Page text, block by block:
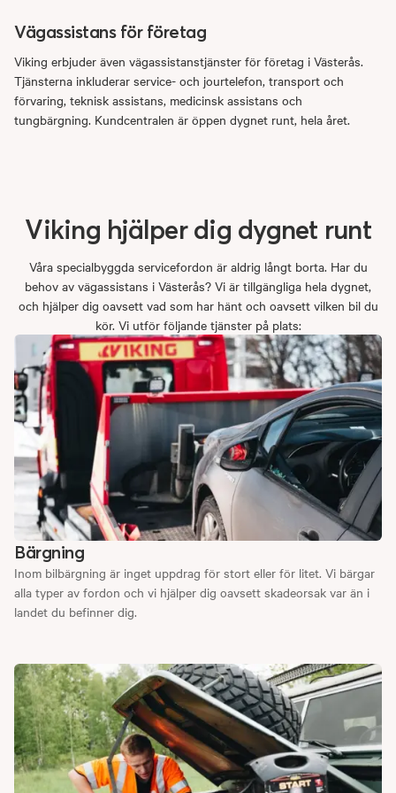
Vägassistans för företag
Viking erbjuder även vägassistanstjänster för företag i Västerås.
Tjänsterna inkluderar service- och jourtelefon, transport och
förvaring, teknisk assistans, medicinsk assistans och
tungbärgning. Kundcentralen är öppen dygnet runt, hela året.
Viking hjälperdig dygnet runt
Våra specialbyggda servicefordon är aldrig långt borta. Har du
behov av vägassistans i Västerås? Vi är tillgängliga hela dygnet,
och hjälper dig oavsett vad som har hänt och oavsett vilken bil du
kör. Vi utför följande tjänster på plats:
Bärgning
Inom bilbärgning är inget uppdrag för stort eller för litet. Vi bärgar
alla typer av fordon och vi hjälper dig oavsett skadeorsak var än i
landet du befinner dig.